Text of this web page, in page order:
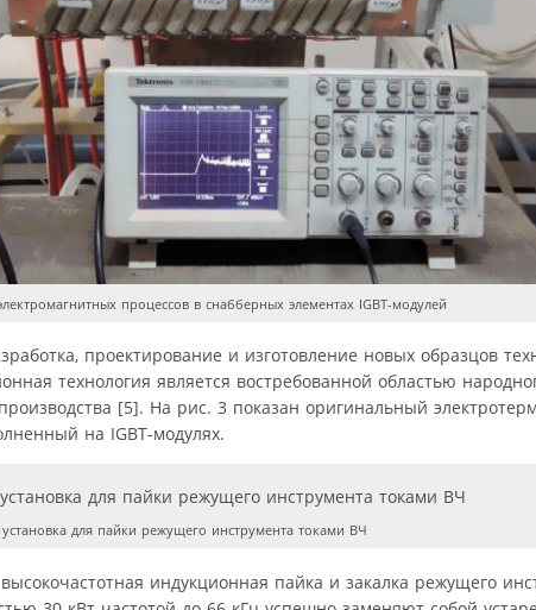
процессов в снабберных элементах IGBT-модулей
проектирование и изготовление новых образцов
технология является востребованной областью
[5]. На рис. 3 показан оригинальный
на IGBT-модулях.
для пайки режущего инструмента токами ВЧ
индукционная пайка и закалка режущего